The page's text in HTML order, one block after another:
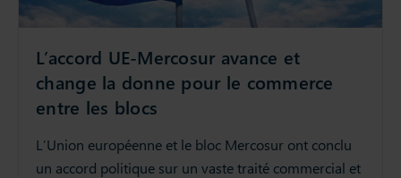
L’accord UE-Mercosur avance et
change la donne pour le commerce
entre les blocs
L’Union européenne et le bloc Mercosur ont conclu
un accord politique sur un vaste traité commercial et